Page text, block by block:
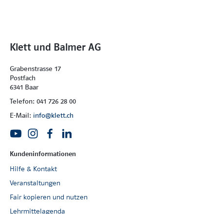
Klett und Balmer AG
Grabenstrasse 17
Postfach
6341 Baar
Telefon: 041 726 28 00
E-Mail: info@klett.ch
Kundeninformationen
Hilfe & Kontakt
Veranstaltungen
Fair kopieren und nutzen
Lehrmittelagenda